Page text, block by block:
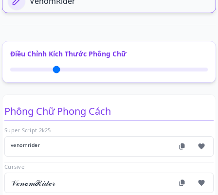
Điều Chỉnh Kích Thước Phông Chữ
Phông Chữ Phong Cách
Super Script 2k25
ᵛᵉⁿᵒᵐʳⁱᵈᵉʳ
Cursive
𝒱ℯ𝓃ℴ𝓂ℛ𝒾𝒹ℯ𝓇